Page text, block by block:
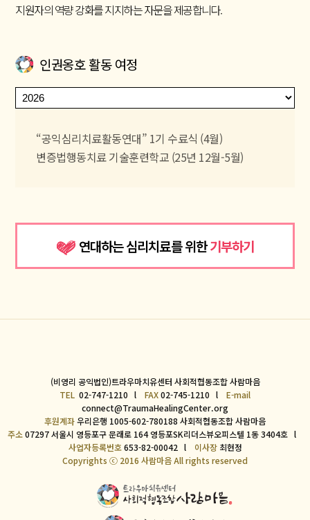
지원자의 역량 강화를 지지하는 자문을 제공합니다.
인권옹호 활동 여정
“공익심리치료활동연대” 1기 수료식 (4월)
변증법행동치료 기술훈련학교 (25년 12월-5월)
연대하는 심리치료를 위한기부하기
(비영리 공익법인)트라우마치유센터 사회적협동조합 사람마음
TEL 02-747-1210 l FAX02-745-1210 l E-mail
connect@TraumaHealingCenter.org
후원계좌우리은행 1005-602-780188 사회적협동조합 사람마음
주소07297 서울시 영등포구 문래로 164 영등포SK리더스뷰오피스텔 1동 3404호 l
사업자등록번호653-82-00042 l 이사장최현정
Copyrights ⓒ 2016 사람마음 All rights reserved